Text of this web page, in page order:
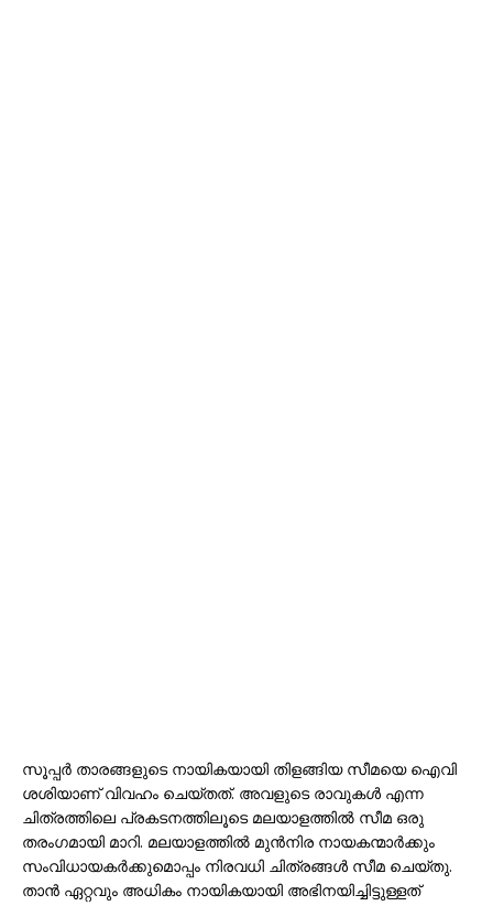
സൂപ്പർ താരങ്ങളുടെ നായികയായി തിളങ്ങിയ സീമയെ ഐവി
ശശിയാണ് വിവഹം ചെയ്തത്. അവളുടെ രാവുകൾ എന്ന
ചിത്രത്തിലെ പ്രകടനത്തിലൂടെ മലയാളത്തിൽ സീമ ഒരു
തരംഗമായി മാറി. മലയാളത്തിൽ മുൻനിര നായകന്മാർക്കും
സംവിധായകർക്കുമൊപ്പം നിരവധി ചിത്രങ്ങൾ സീമ ചെയ്തു.
താൻ ഏറ്റവും അധികം നായികയായി അഭിനയിച്ചിട്ടുള്ളത്